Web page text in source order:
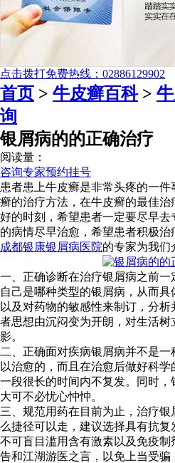
点击拨打免费热线：02886129902
首页 > 牛皮癣百科>
询
银屑病的的正确治疗
阅读量：
咨询专家预约挂号
患者患上牛皮癣是非常头疼的一
癣的治疗方法，在牛皮癣的最佳
好的时刻，希望患者一定要尽早
的病情尽早治愈，希望患者积极
成都银康银屑病医院的专家为我们
一、正确诊断在治疗银屑病之前
自己是哪种类型的银屑病，从而
以及对药物的敏感性来制订，分
者思想由沉闷变为开朗，对生活
影。
二、正确面对疾病银屑病并不是
以治愈的，而且在治愈后做好科
一段很长的时间内不复发。同时，
大可不必忧心忡忡。
三、规范用药在目前为止，治疗
么捷径可以走，建议选择具有抗
不可盲目滥用含有激素以及免疫
告和江湖游医之言，以免上当受